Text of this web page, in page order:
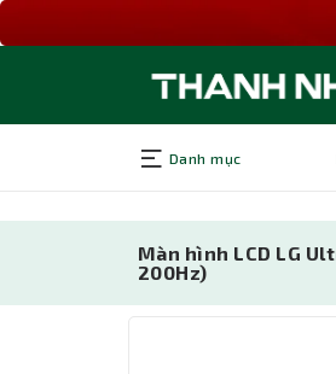
Danh mục
Màn hình LCD LG
200Hz)